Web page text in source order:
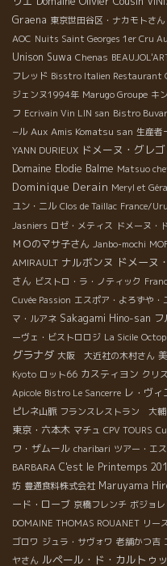
Graena 東京世田谷区・ナカモトさん
AOC Nuits Saint Georges 1er Cru
Unison Suwa Chenas
フレッド Bisstro Italien Restaurant
ジェンヌ1994年 Marugo Groupe キ
フ Ecrivain Vin LIN san Bistro
−ル Aux Amis Komatsu san 生産者
YANN DURIEUX ドメーヌ・グレ
Domaine Elodie Balme Matsuo
Dominique Derain Meryl et
ユン・ニル Clos de Taillac France/
Jasniers ロゼ・メティス ドメーヌ・
ＭＯのマサ子さん Janbo-mochi
AMIRAULT ナルボンヌ ドメーヌ
さん ビストロ・ラ・ノティック
Cuvée Passion エスポア・よろずや・
マ・ルアネ Sakagami Hino-san フ
ーヴェ・ビストロロジ La Sicile
グラナダ 大阪 大近社の木村さん
Kyoto ロット66 カスティヨン クリ
Apicole Bistro Le Sancerre レ・ヴィ
ピレネ山脈 フランスレストラン 大輔
東京・六本木 マチュ CPV TOURS
ワ・ザムール charibari ツアー・エ
BARBARA C'est le Printemps
坊 豊通食料株式会社 Maruyama
ード・ローブ 京橋フレンチ ボジョ
DOMAINE THOMAS ROUANET リー
ゴロワ ジュラ・サヴォワ 老舗かつ吉
ヤさん ルペール・ド・カルトゥ